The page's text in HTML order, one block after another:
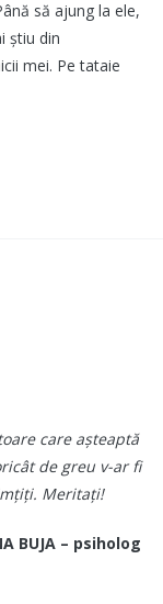
să ajung la ele,
știu din
mei. Pe tataie
care așteaptă
de greu v-ar fi
Meritați!
BUJA – psiholog